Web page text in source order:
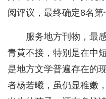
阅评议，最终确定8名第
服务地方刊物，最
青黄不接，特别是在中
是地方文学普遍存在的
者杨若曦，虽仍显稚嫩